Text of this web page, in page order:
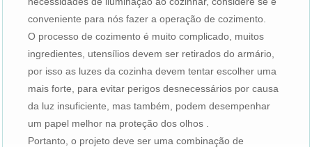
conveniente para nós fazer a operação de cozimento.
O processo de cozimento é muito complicado, muitos
ingredientes, utensílios devem ser retirados do armário,
por isso as luzes da cozinha devem tentar escolher uma
mais forte, para evitar perigos desnecessários por causa
da luz insuficiente, mas também, podem desempenhar
um papel melhor na proteção dos olhos .
Portanto, o projeto deve ser uma combinação de